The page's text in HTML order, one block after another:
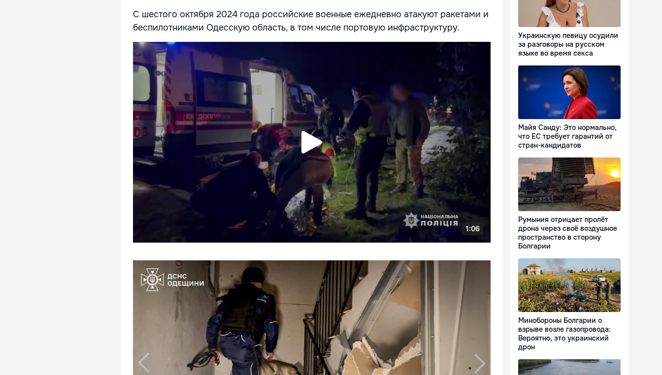
С шестого октября 2024 года российские военные ежедневно атакуют ракетами и
беспилотниками Одесскую область, в том числе портовую инфраструктуру.
Украинскую певицу осудили
за разговоры на русском
языке во время секса
Майя Санду: Это нормально,
что ЕС требует гарантий от
стран-кандидатов
Румыния отрицает пролёт
дрона через своё воздушное
пространство в сторону
Болгарии
Минобороны Болгарии о
взрыве возле газопровода:
Вероятно, это украинский
дрон